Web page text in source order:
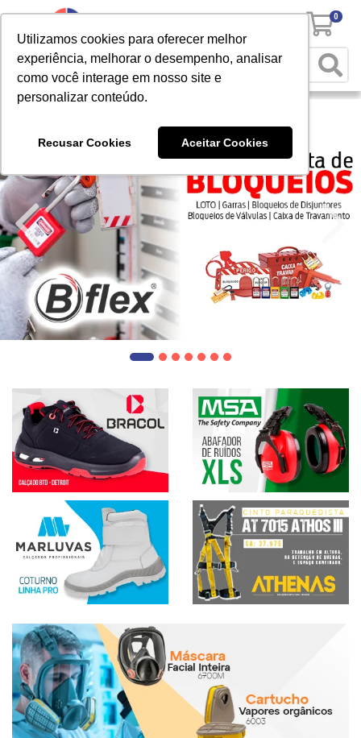
Utilizamos cookies para oferecer melhor
experiência, melhorar o desempenho, analisar
como você interage em nosso site e
personalizar conteúdo.
Recusar Cookies Aceitar Cookies
0